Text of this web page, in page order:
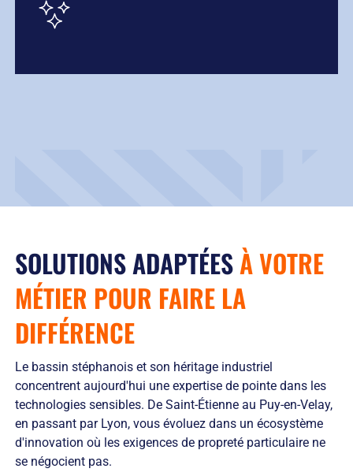
SOLUTIONS ADAPTÉESÀ VOTRE
MÉTIER POUR FAIRE LA
DIFFÉRENCE
Le bassin stéphanois et son héritage industriel
concentrent aujourd'hui une expertise de pointe dans les
technologies sensibles. De Saint-Étienne au Puy-en-Velay,
en passant par Lyon, vous évoluez dans un écosystème
d'innovation où les exigences de propreté particulaire ne
se négocient pas.